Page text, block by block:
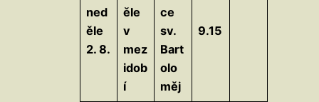
ned
ěle
2. 8.
ěle
v
mez
idob
í
ce
sv.
Bart
olo
měj
9.15